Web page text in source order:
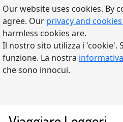
Our website uses cookies. By
agree. Our privacy and
harmless cookies are.
Il nostro sito utilizza i 'cookie'.
funzione. La nostra
che sono innocui.